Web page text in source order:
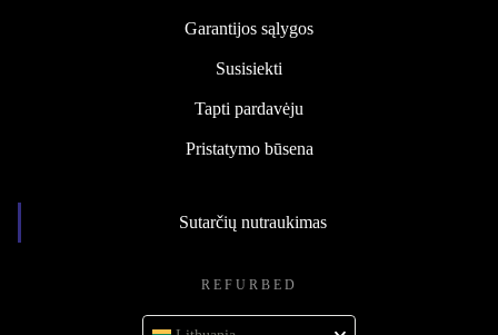
Garantijos sąlygos
Susisiekti
Tapti pardavėju
Pristatymo būsena
Sutarčių nutraukimas
REFURBED